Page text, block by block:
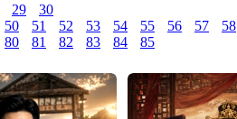
29
30
50 51 52 53 54 55 56 57 58
80 81 82 83 84 85